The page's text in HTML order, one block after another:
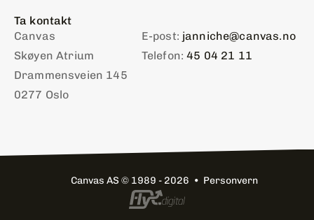
Ta kontakt
Canvas
Skøyen Atrium
Drammensveien 145
0277 Oslo
E-post: janniche@canvas.no
Telefon:45 04 21 11
Canvas AS © 1989 - 2026 • Personvern